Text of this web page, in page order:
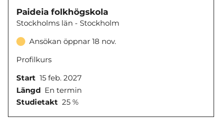
Paideia folkhögskola
Stockholms län - Stockholm
Ansökan öppnar 18 nov.
Profilkurs
Start 15 feb. 2027
Längd En termin
Studietakt 25 %